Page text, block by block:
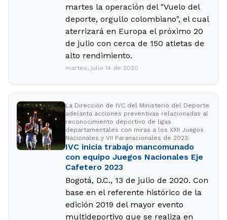
martes la operación del "Vuelo del
deporte, orgullo colombiano", el cual
aterrizará en Europa el próximo 20
de julio con cerca de 150 atletas de
alto rendimiento.
martes, julio 14 de 2020
La Dirección de IVC del Ministerio del Deporte
adelanta acciones preventivas relacionadas al
reconocimiento deportivo de ligas
departamentales con miras a los XXII Juegos
Nacionales y VII Paranacionales de 2023.
IVC inicia trabajo mancomunado
con equipo Juegos Nacionales Eje
Cafetero 2023
Bogotá, D.C., 13 de julio de 2020. Con
base en el referente histórico de la
edición 2019 del mayor evento
multideportivo que se realiza en